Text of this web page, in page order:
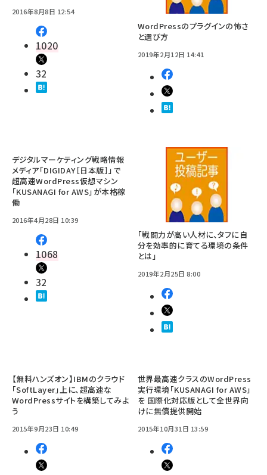
2016年8月8日 12:54
1020
32
WordPressのプラグインの怖さ
と選び方
2019年2月12日 14:41
デジタルマーケティング戦略情報
メディア「DIGIDAY［日本版］」で
超高速WordPress仮想マシン
「KUSANAGI for AWS」が本格稼
働
2016年4月28日 10:39
1068
32
「戦闘力が高い人材に、タフに自
分を効率的に育てる環境の条件
とは」
2019年2月25日 8:00
【無料ハンズオン】IBMのクラウド
「SoftLayer」上に、超高速な
WordPressサイトを構築してみよ
う
2015年9月23日 10:49
世界最高速クラスのWordPress
実行環境「KUSANAGI for AWS」
を 国際化対応版として全世界向
けに無償提供開始
2015年10月31日 13:59